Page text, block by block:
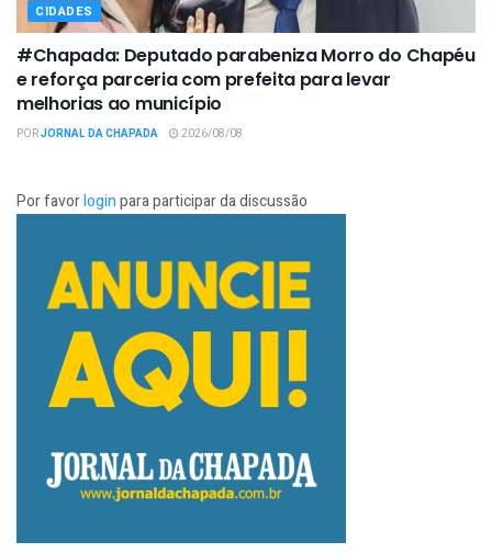
CIDADES
#Chapada: Deputado parabeniza Morro do Chapéu
e reforça parceria com prefeita para levar
melhorias ao município
PORJORNAL DA CHAPADA 2026/08/08
Por favorloginpara participar da discussão